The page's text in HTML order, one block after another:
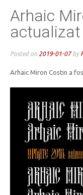
Arhaic
Posted on 2019-01-07by
Arhaic Miron Costin a